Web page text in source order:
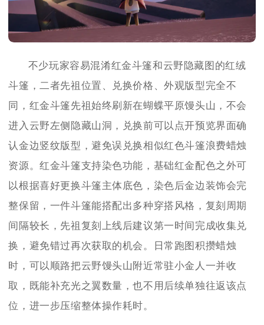
不少玩家容易混淆红金斗篷和云野隐藏图的红绒
斗篷，二者先祖位置、兑换价格、外观版型完全不
同，红金斗篷先祖始终刷新在蝴蝶平原馒头山，不会
进入云野左侧隐藏山洞，兑换前可以点开预览界面确
认金边竖纹版型，避免误兑换相似红色斗篷浪费蜡烛
资源。红金斗篷支持染色功能，基础红金配色之外可
以根据喜好更换斗篷主体底色，染色后金边装饰会完
整保留，一件斗篷能搭配出多种穿搭风格，复刻周期
间隔较长，先祖复刻上线后建议第一时间完成收集兑
换，避免错过再次获取的机会。日常跑图积攒蜡烛
时，可以顺路把云野馒头山附近常驻小金人一并收
取，既能补充光之翼数量，也不用后续单独往返该点
位，进一步压缩整体操作耗时。